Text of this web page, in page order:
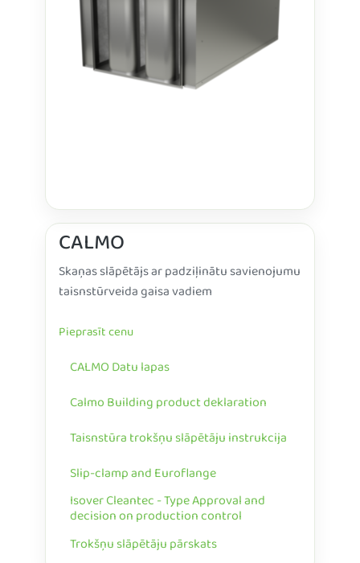
CALMO
Skaņas slāpētājs ar padziļinātu savienojumu
taisnstūrveida gaisa vadiem
Pieprasīt cenu
CALMO Datu lapas
Calmo Building product deklaration
Taisnstūra trokšņu slāpētāju instrukcija
Slip-clamp and Euroflange
Isover Cleantec - Type Approval and
decision on production control
Trokšņu slāpētāju pārskats